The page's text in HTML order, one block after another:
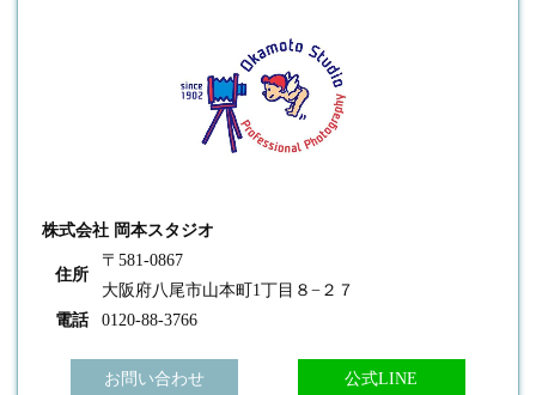
株式会社 岡本スタジオ
住所
〒581-0867
大阪府八尾市山本町1丁目８−２７
電話
0120-88-3766
お問い合わせ 公式LINE